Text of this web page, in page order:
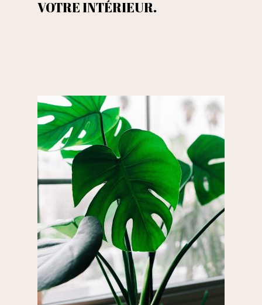
VOTRE INTÉRIEUR.